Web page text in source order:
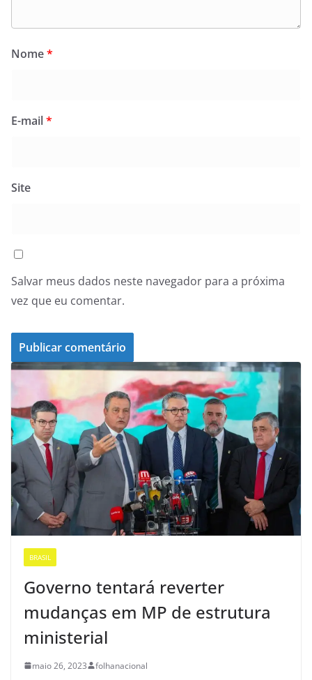
Nome*
E-mail*
Site
Salvar meus dados neste navegador para a próxima
vez que eu comentar.
BRASIL
Governo tentará reverter
mudanças em MP de estrutura
ministerial
maio 26, 2023 folhanacional